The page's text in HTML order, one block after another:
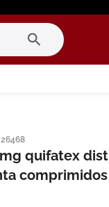
26468
quifatex dist
comprimidos